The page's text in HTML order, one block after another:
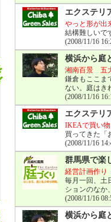
エクステリ
やっと形が出
結構難しいで
(2008/11/16
横浜から庭
湘南百景 五
鎌倉もここま
ない。庭はき
(2008/11/16
エクステリ
IKEAで買い物
買ってきた「
(2008/11/16
群馬県で楽
経営計画作り
毎月一回、土
ションのな
(2008/11/16
横浜から庭